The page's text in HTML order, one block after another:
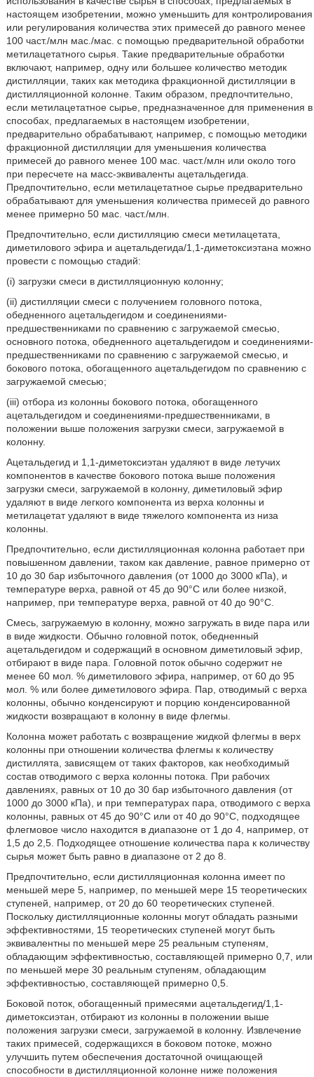
настоящем изобретении, можно уменьшить для контролирования
или регулирования количества этих примесей до равного менее
100 част./млн мас./мас. с помощью предварительной обработки
метилацетатного сырья. Такие предварительные обработки
включают, например, одну или большее количество методик
дистилляции, таких как методика фракционной дистилляции в
дистилляционной колонне. Таким образом, предпочтительно,
если метилацетатное сырье, предназначенное для применения в
способах, предлагаемых в настоящем изобретении,
предварительно обрабатывают, например, с помощью методики
фракционной дистилляции для уменьшения количества
примесей до равного менее 100 мас. част./млн или около того
при пересчете на масс-эквиваленты ацетальдегида.
Предпочтительно, если метилацетатное сырье предварительно
обрабатывают для уменьшения количества примесей до равного
менее примерно 50 мас. част./млн.
Предпочтительно, если дистилляцию смеси метилацетата,
диметилового эфира и ацетальдегида/1,1-диметоксиэтана можно
провести с помощью стадий:
(i) загрузки смеси в дистилляционную колонну;
(ii) дистилляции смеси с получением головного потока,
обедненного ацетальдегидом и соединениями-
предшественниками по сравнению с загружаемой смесью,
основного потока, обедненного ацетальдегидом и соединениями-
предшественниками по сравнению с загружаемой смесью, и
бокового потока, обогащенного ацетальдегидом по сравнению с
загружаемой смесью;
(iii) отбора из колонны бокового потока, обогащенного
ацетальдегидом и соединениями-предшественниками, в
положении выше положения загрузки смеси, загружаемой в
колонну.
Ацетальдегид и 1,1-диметоксиэтан удаляют в виде летучих
компонентов в качестве бокового потока выше положения
загрузки смеси, загружаемой в колонну, диметиловый эфир
удаляют в виде легкого компонента из верха колонны и
метилацетат удаляют в виде тяжелого компонента из низа
колонны.
Предпочтительно, если дистилляционная колонна работает при
повышенном давлении, таком как давление, равное примерно от
10 до 30 бар избыточного давления (от 1000 до 3000 кПа), и
температуре верха, равной от 45 до 90°C или более низкой,
например, при температуре верха, равной от 40 до 90°C.
Смесь, загружаемую в колонну, можно загружать в виде пара или
в виде жидкости. Обычно головной поток, обедненный
ацетальдегидом и содержащий в основном диметиловый эфир,
отбирают в виде пара. Головной поток обычно содержит не
менее 60 мол. % диметилового эфира, например, от 60 до 95
мол. % или более диметилового эфира. Пар, отводимый с верха
колонны, обычно конденсируют и порцию конденсированной
жидкости возвращают в колонну в виде флегмы.
Колонна может работать с возвращение жидкой флегмы в верх
колонны при отношении количества флегмы к количеству
дистиллята, зависящем от таких факторов, как необходимый
состав отводимого с верха колонны потока. При рабочих
давлениях, равных от 10 до 30 бар избыточного давления (от
1000 до 3000 кПа), и при температурах пара, отводимого с верха
колонны, равных от 45 до 90°C или от 40 до 90°C, подходящее
флегмовое число находится в диапазоне от 1 до 4, например, от
1,5 до 2,5. Подходящее отношение количества пара к количеству
сырья может быть равно в диапазоне от 2 до 8.
Предпочтительно, если дистилляционная колонна имеет по
меньшей мере 5, например, по меньшей мере 15 теоретических
ступеней, например, от 20 до 60 теоретических ступеней.
Поскольку дистилляционные колонны могут обладать разными
эффективностями, 15 теоретических ступеней могут быть
эквивалентны по меньшей мере 25 реальным ступеням,
обладающим эффективностью, составляющей примерно 0,7, или
по меньшей мере 30 реальным ступеням, обладающим
эффективностью, составляющей примерно 0,5.
Боковой поток, обогащенный примесями ацетальдегид/1,1-
диметоксиэтан, отбирают из колонны в положении выше
положения загрузки смеси, загружаемой в колонну. Извлечение
таких примесей, содержащихся в боковом потоке, можно
улучшить путем обеспечения достаточной очищающей
способности в дистилляционной колонне ниже положения